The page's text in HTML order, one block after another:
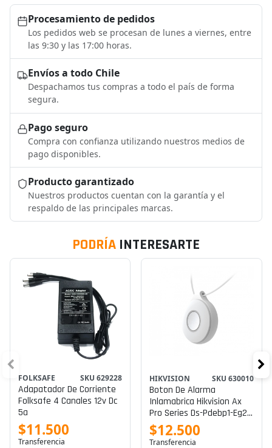
Procesamiento de pedidos
Los pedidos web se procesan de lunes a viernes, entre
las 9:30 y las 17:00 horas.
Envíos a todo Chile
Despachamos tus compras a todo el país de forma
segura.
Pago seguro
Compra con confianza utilizando nuestros medios de
pago disponibles.
Producto garantizado
Nuestros productos cuentan con la garantía y el
respaldo de las principales marcas.
PODRÍA INTERESARTE
FOLKSAFE SKU 629228
Adapatador De Corriente
Folksafe 4 Canales 12v Dc
5a
$11.500
Transferencia
HIKVISION SKU 630010
Boton De Alarma
Inlamabrica Hikvision Ax
Pro Series Ds-Pdebp1-Eg2-
Wb - Portable Emergency
Button
$12.500
Transferencia